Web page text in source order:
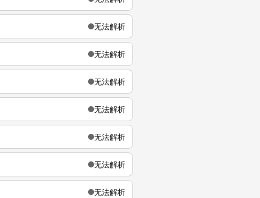
无法解析
无法解析
无法解析
无法解析
无法解析
无法解析
无法解析